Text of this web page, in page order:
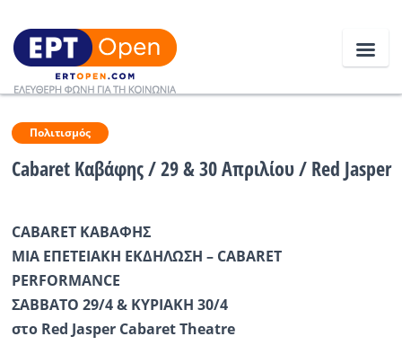
Ειδήσεις
Κοινωνία
Οικονομία
Πολιτισμός
Cabaret Καβάφης / 29 & 30 Απριλίου / Red Jasper
CABARET ΚΑΒΑΦΗΣ
ΜΙΑ ΕΠΕΤΕΙΑΚΗ ΕΚΔΗΛΩΣΗ – CABARET
PERFORMANCE
ΣΑΒΒΑΤΟ 29/4 & ΚΥΡΙΑΚΗ 30/4
στο Red Jasper Cabaret Theatre